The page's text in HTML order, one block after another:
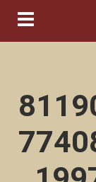
Navigation